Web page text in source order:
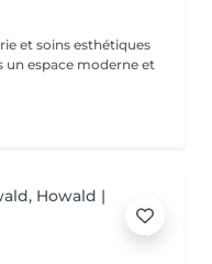
et soins esthétiques